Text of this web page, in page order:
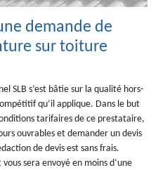
demande de
sur toiture
SLB s’est bâtie sur la qualité hors-
qu’il applique. Dans le but
tarifaires de ce prestataire,
ouvrables et demander un devis
de devis est sans frais.
sera envoyé en moins d’une